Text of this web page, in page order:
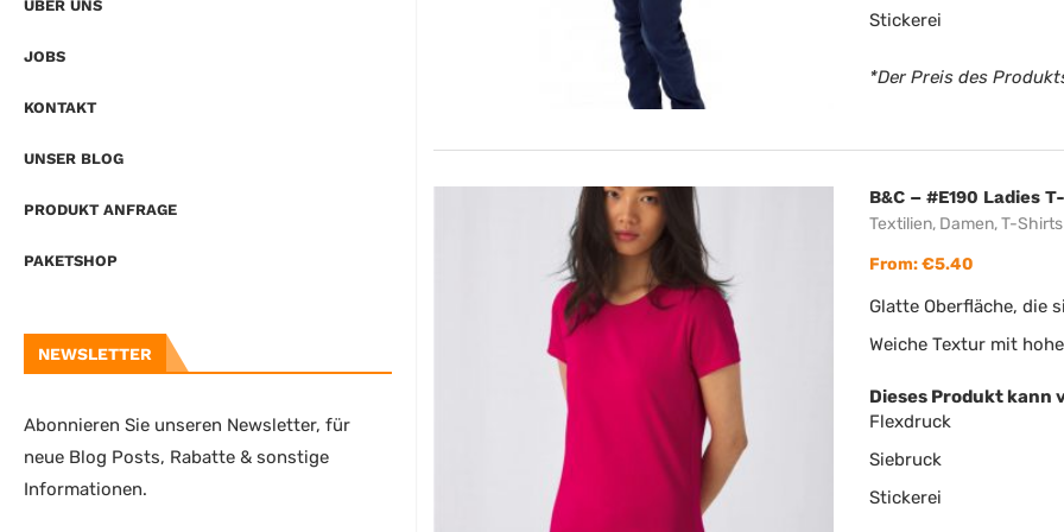
ÜBER UNS
JOBS
KONTAKT
UNSER BLOG
PRODUKT ANFRAGE
PAKETSHOP
NEWSLETTER
Abonnieren Sie unseren Newsletter, für
neue Blog Posts, Rabatte & sonstige
Informationen.
Stickerei
*Der Preis des
B&C – #E190 Ladies
Textilien, Damen,T-Shirts
From:€5.40
Glatte Oberfläche, die
Weiche Textur mit
Dieses Produkt kann
Flexdruck
Siebruck
Stickerei